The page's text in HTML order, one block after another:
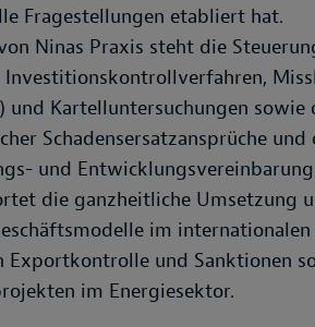
Fragestellungen etabliert hat.
Ninas Praxis steht die
Investitionskontrollverfahren,
und Kartelluntersuchungen
Schadensersatzansprüche
und
die ganzheitliche Umsetzung
im
Exportkontrolle und Sanktionen
im Energiesektor.